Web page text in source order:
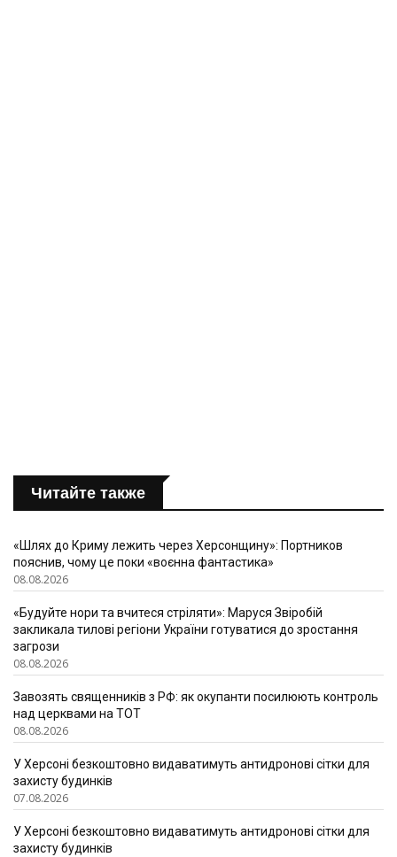
Читайте также
«Шлях до Криму лежить через Херсонщину»: Портников
пояснив, чому це поки «воєнна фантастика»
08.08.2026
«Будуйте нори та вчитеся стріляти»: Маруся Звіробій
закликала тилові регіони України готуватися до зростання
загрози
08.08.2026
Завозять священників з РФ: як окупанти посилюють контроль
над церквами на ТОТ
08.08.2026
У Херсоні безкоштовно видаватимуть антидронові сітки для
захисту будинків
07.08.2026
У Херсоні безкоштовно видаватимуть антидронові сітки для
захисту будинків